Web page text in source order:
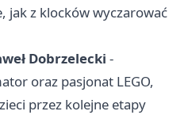
jak z klocków wyczarować
Dobrzelecki -
oraz pasjonat LEGO,
przez kolejne etapy